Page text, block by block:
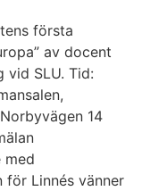
första
av docent
vid SLU. Tid:
14
med
för Linnés vänner